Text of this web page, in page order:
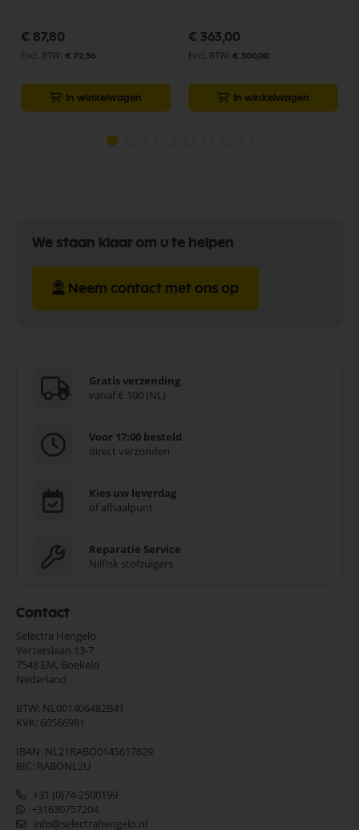
€ 87,80
€ 72,56
In winkelwagen
€ 363,00
€ 300,00
In winkelwagen
We staan klaar om u te helpen
Neem contact met ons op
Gratis verzending
vanaf € 100 (NL)
Voor 17:00 besteld
direct verzonden
Kies uw leverdag
of afhaalpunt
Reparatie Service
Nilfisk stofzuigers
Contact
Selectra Hengelo
Verzetslaan 13-7
7548 EM, Boekelo
Nederland
BTW: NL001406482B41
KVK: 60566981
IBAN: NL21RABO0145617629
BIC: RABONL2U
+31 (0)74-2500199
+31630757204
info@selectrahengelo.nl